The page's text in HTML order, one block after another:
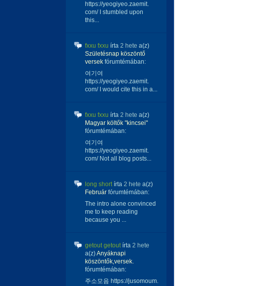
https://yeogiyeo.zaemit.
com/ I stumbled upon
this...
fxxu fxxu írta 2 hete a(z)
Születésnap köszöntő
versek fórumtémában:
여기여
https://yeogiyeo.zaemit.
com/ I would cite this in a...
fxxu fxxu írta 2 hete a(z)
Magyar költők "kincsei"
fórumtémában:
여기여
https://yeogiyeo.zaemit.
com/ Not all blog posts...
long shortírta 2 hete a(z)
Február fórumtémában:
The intro alone convinced
me to keep reading
because you ...
getout getoutírta 2 hete
a(z)Anyáknapi
köszöntők,versek.
fórumtémában:
주소모음 https://jusomoum.